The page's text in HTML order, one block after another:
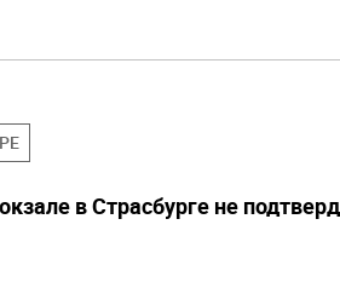
в Страсбурге не